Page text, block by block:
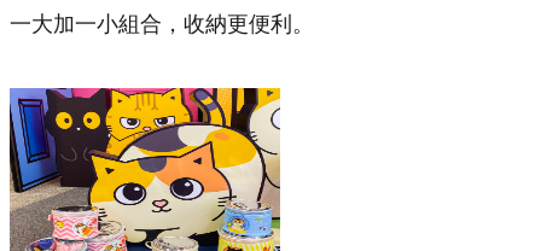
一大加一小組合，收納更便利。